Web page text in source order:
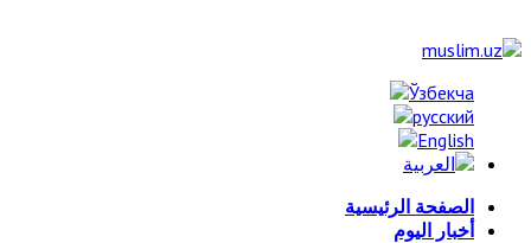
الصفحة الرئيسية
أخبار اليوم